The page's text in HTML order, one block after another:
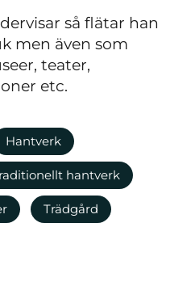
så flätar han
men även som
teater,
etc.
Hantverk
hantverk
Trädgård